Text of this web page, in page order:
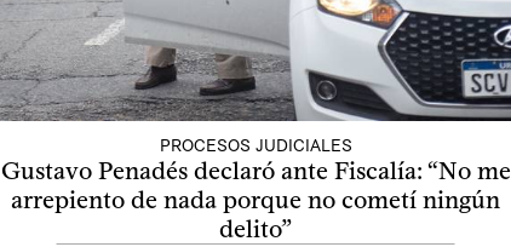
PROCESOS JUDICIALES
Gustavo Penadés declaró ante Fiscalía: “No me
arrepiento de nada porque no cometí ningún
delito”